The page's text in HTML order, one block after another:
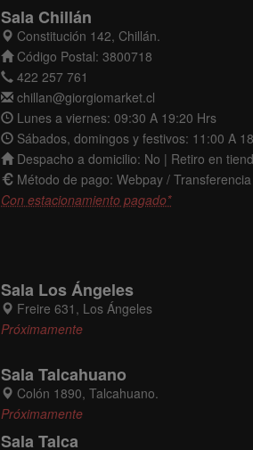
Sala Chillán
Constitución 142, Chillán.
Código Postal: 3800718
422 257 761
chillan@giorgiomarket.cl
Lunes a viernes: 09:30 A 19:20 Hrs
Sábados, domingos y festivos: 11:00 A
Despacho a domicilio: No | Retiro en
Método de pago: Webpay / Transferencia
Con estacionamiento pagado*
Sala Los Ángeles
Freire 631, Los Ángeles
Próximamente
Sala Talcahuano
Colón 1890, Talcahuano.
Próximamente
Sala Talca